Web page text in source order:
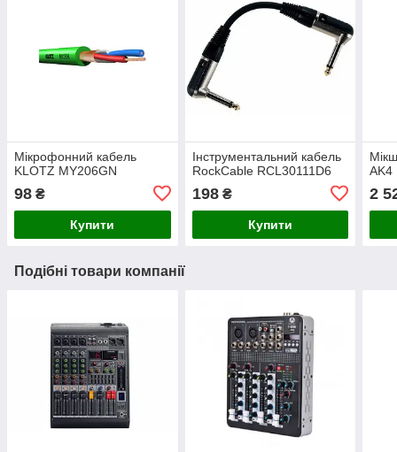
Мікрофонний кабель
KLOTZ MY206GN
98 ₴
Купити
Інструментальний кабель
RockCable RCL30111D6
198₴
Купити
AK4
2
Подібні товари компанії